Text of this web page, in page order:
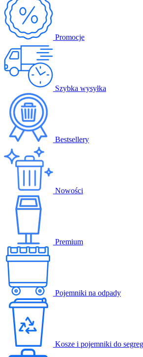
Promocje
Szybka wysyłka
Bestsellery
Nowości
Premium
Pojemniki na odpady
Kosze i pojemniki do